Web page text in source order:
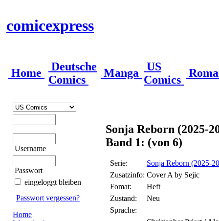
comicexpress
Home
Deutsche
Comics
Manga
US
Comics
Username
Passwort
eingeloggt bleiben
Passwort vergessen?
Home
Sonja Reborn (2025-
Band 1: (von 6)
Serie:
Sonja Reborn (2025-
Zusatzinfo: Cover A by Sejic
Fomat:
Heft
Zustand:
Neu
Sprache: